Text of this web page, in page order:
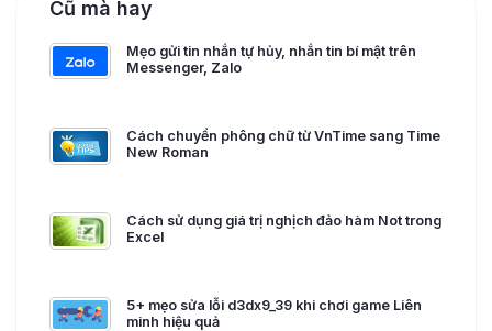
Cũ mà hay
Mẹo gửi tin nhắn tự hủy, nhắn tin bí mật trên
Messenger, Zalo
Cách chuyển phông chữ từ VnTime sang Time
New Roman
Cách sử dụng giá trị nghịch đảo hàm Not trong
Excel
5+ mẹo sửa lỗi d3dx9_39 khi chơi game Liên
minh hiệu quả